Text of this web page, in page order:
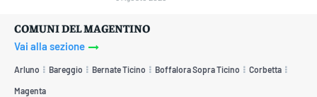
COMUNI DEL MAGENTINO
Vai alla sezione
Arluno Bareggio Bernate Ticino Boffalora Sopra Ticino Corbetta
Magenta